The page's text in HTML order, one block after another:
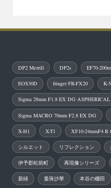
DP2 Merrill DP2s EF70-
EOS30D fringer FR-FX20 K-5
Sigma 28mm F1.8 EX DG
Sigma MACRO 70mm F2.8 EX DG
X-H1 X-T1 XF10-24mmF4 R
シルエット リフレクション
伊予郡松前町 再現像シリーズ
新緑 曼珠沙華 本谷の棚田